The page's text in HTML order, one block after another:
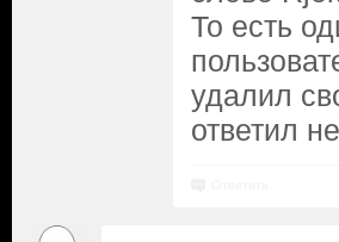
То есть
удалил
ответил